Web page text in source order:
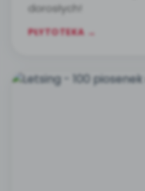
dorosłych!
PŁYTOTEKA →